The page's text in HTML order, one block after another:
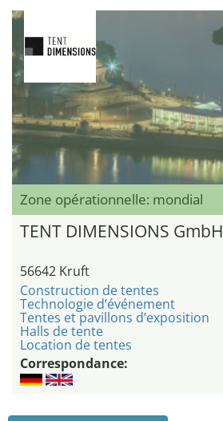
Zone opérationnelle: mondial
TENT DIMENSIONS GmbH
56642 Kruft
Construction de tentes
Technologie d’événement
Tentes et pavillons d’exposition
Halls de tente
Location de tentes
Correspondance: